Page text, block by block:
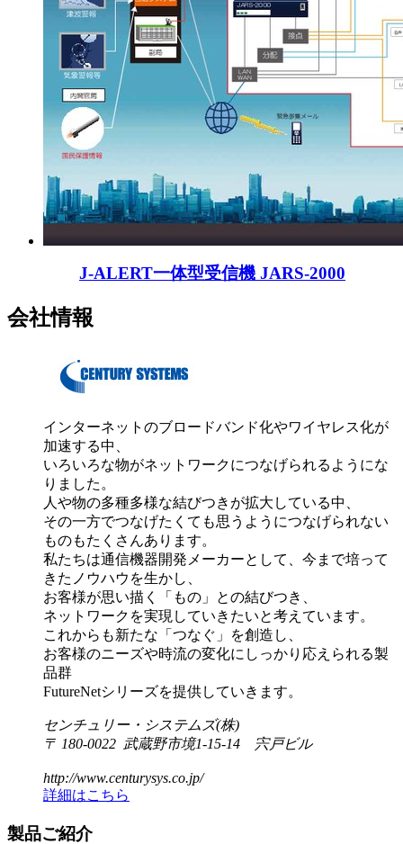
J-ALERT一体型受信機 JARS-2000
会社情報
インターネットのブロードバンド化やワイヤレス化が
加速する中、
いろいろな物がネットワークにつなげられるようにな
りました。
人や物の多種多様な結びつきが拡大している中、
その一方でつなげたくても思うようにつなげられない
ものもたくさんあります。
私たちは通信機器開発メーカーとして、今まで培って
きたノウハウを生かし、
お客様が思い描く「もの」との結びつき、
ネットワークを実現していきたいと考えています。
これからも新たな「つなぐ」を創造し、
お客様のニーズや時流の変化にしっかり応えられる製
品群
FutureNetシリーズを提供していきます。
センチュリー・システムズ(株)
〒 180-0022 武蔵野市境1-15-14 宍戸ビル
http://www.centurysys.co.jp/
詳細はこちら
製品ご紹介